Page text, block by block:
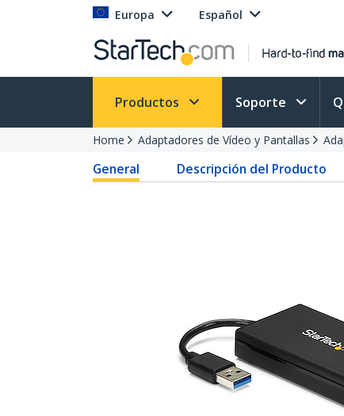
Europa Español
Productos Soporte
Home Adaptadores de Vídeo y Pantallas
General Descripción del Producto